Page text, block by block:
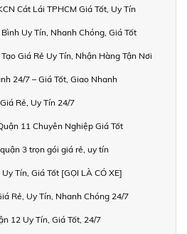
Cát Lái TPHCM Giá Tốt, Uy Tín
Uy Tín, Nhanh Chóng, Giá Tốt
Giá Rẻ Uy Tín, Nhận Hàng Tận Nơi
24/7 – Giá Tốt, Giao Nhanh
Rẻ, Uy Tín 24/7
11 Chuyên Nghiệp Giá Tốt
3 trọn gói giá rẻ, uy tín
Tín, Giá Tốt [GỌI LÀ CÓ XE]
Rẻ, Uy Tín, Nhanh Chóng 24/7
12 Uy Tín, Giá Tốt, 24/7